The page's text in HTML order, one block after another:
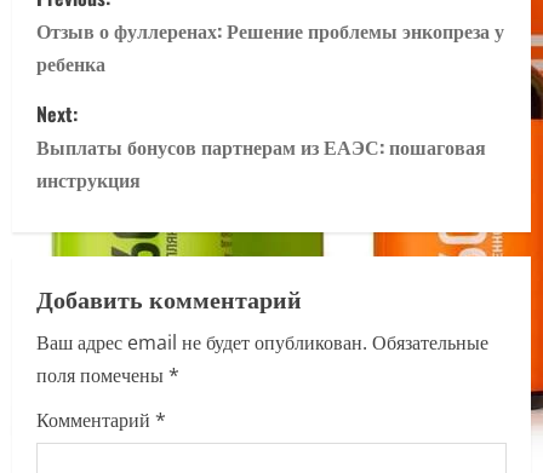
o
s
t
n
a
v
i
g
a
Отзыв о фуллеренах: Решение проблемы энкопреза у
ребенка
Next:
Выплаты бонусов партнерам из ЕАЭС: пошаговая
инструкция
Добавить комментарий
Ваш адрес email не будет опубликован. Обязательные
поля помечены*
Комментарий *